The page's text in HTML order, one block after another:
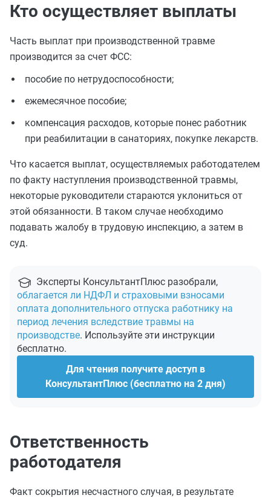
Кто осуществляет выплаты
Часть выплат при производственной травме
производится за счет ФСС:
пособие по нетрудоспособности;
ежемесячное пособие;
компенсация расходов, которые понес работник
при реабилитации в санаториях, покупке лекарств.
Что касается выплат, осуществляемых работодателем
по факту наступления производственной травмы,
некоторые руководители стараются уклониться от
этой обязанности. В таком случае необходимо
подавать жалобу в трудовую инспекцию, а затем в
суд.
Эксперты КонсультантПлюс разобрали,
облагается ли НДФЛ и страховыми взносами
оплата дополнительного отпуска работнику на
период лечения вследствие травмы на
производстве. Используйте эти инструкции
бесплатно.
Для чтения получите доступ в
КонсультантПлюс (бесплатно на 2 дня)
Ответственность
работодателя
Факт сокрытия несчастного случая, в результате